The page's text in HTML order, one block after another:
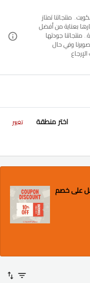
منتجاتنا تمتاز
بعناية من أفضل
منتجاتنا جودتها
وفي حال
اختر منطقة تغيير
على خصم